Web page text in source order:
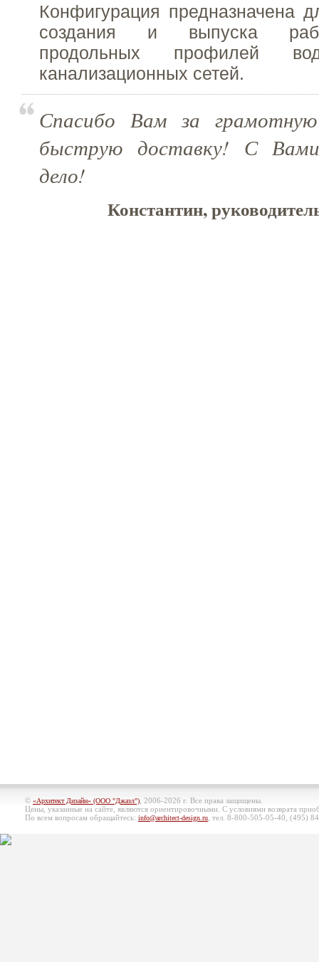
Конфигурация предназначена
создания и выпуска
продольных профилей
канализационных сетей.
Спасибо Вам за
быструю доставку! С
дело!
Константин,
© «Архитект Дизайн» (ООО "Джазл") , 2006-2026 г. Все права защищены.
Цены, указанные на сайте, являются ориентировочными. С условиями возврата
По всем вопросам обращайтесь: info@architect-design.ru , тел. 8-800-505-05-40, (495)